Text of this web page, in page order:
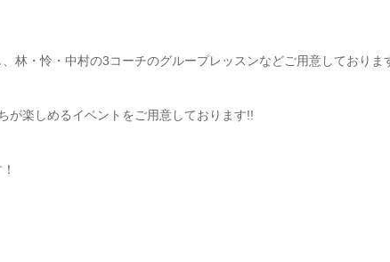
林・怜・中村の3コーチのグループレッスンなどご用意しておりま
が楽しめるイベントをご用意しております!!